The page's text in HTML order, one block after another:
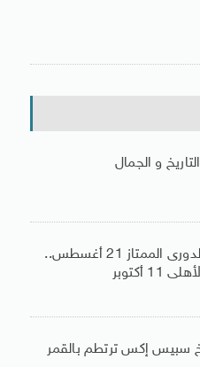
و الجمال
رسميًا.. انطلاق الدورى الممتاز 21 أغسطس..
أكتوبر
إكس ترتطم بالقمر